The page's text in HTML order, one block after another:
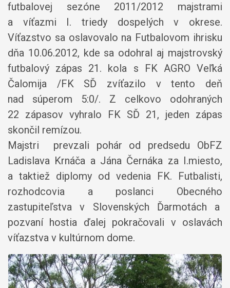
futbalovej sezóne 2011/2012 majstrami
a víťazmi I. triedy dospelých v okrese.
Víťazstvo sa oslavovalo na Futbalovom ihrisku
dňa 10.06.2012, kde sa odohral aj majstrovský
futbalový zápas 21. kola s FK AGRO Veľká
Čalomija /FK SĎ zvíťazilo v tento deň
nad súperom 5:0/. Z celkovo odohraných
22 zápasov vyhralo FK SĎ 21, jeden zápas
skončil remízou.
Majstri prevzali pohár od predsedu ObFZ
Ladislava Krnáča a Jána Černáka za I.miesto,
a taktiež diplomy od vedenia FK. Futbalisti,
rozhodcovia a poslanci Obecného
zastupiteľstva v Slovenských Ďarmotách a
pozvaní hostia ďalej pokračovali v oslavách
víťazstva v kultúrnom dome.